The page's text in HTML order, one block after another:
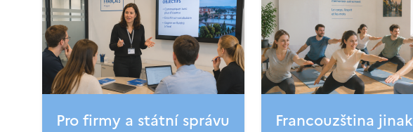
Pro firmy a státní správu Francouzština jinak